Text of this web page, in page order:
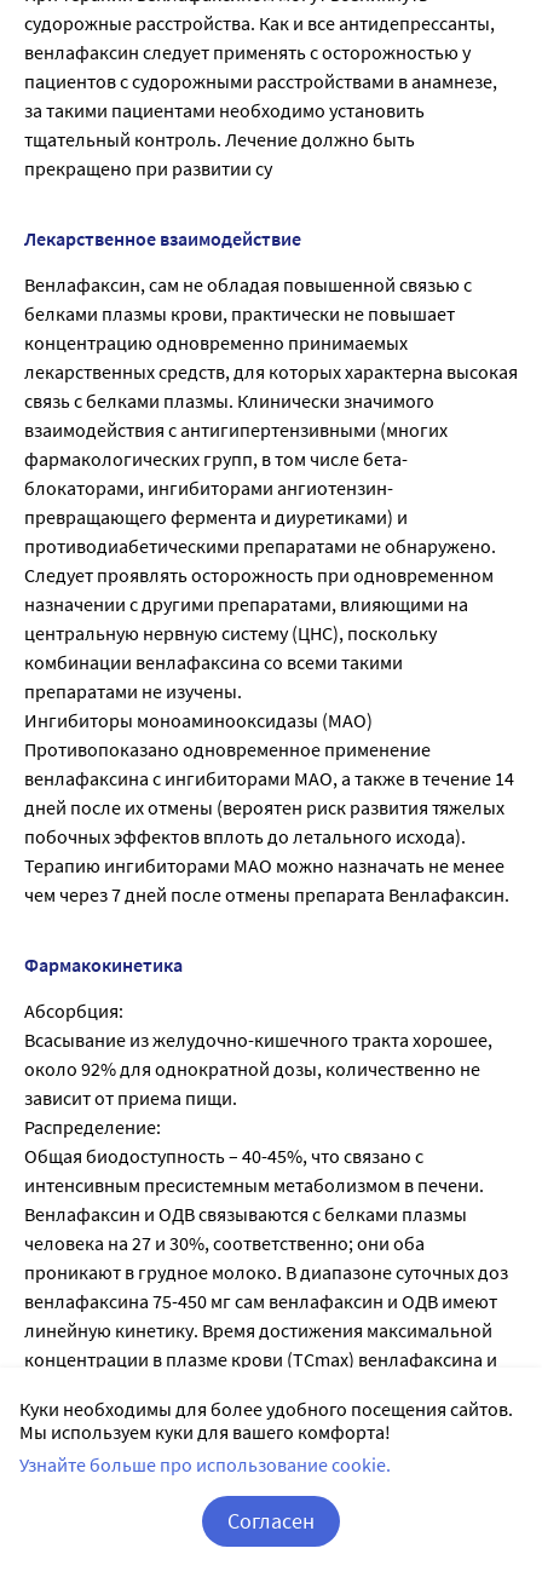
судорожные расстройства. Как и все антидепрессанты,
венлафаксин следует применять с осторожностью у
пациентов с судорожными расстройствами в анамнезе,
за такими пациентами необходимо установить
тщательный контроль. Лечение должно быть
прекращено при развитии су
Лекарственное взаимодействие
Венлафаксин, сам не обладая повышенной связью с
белками плазмы крови, практически не повышает
концентрацию одновременно принимаемых
лекарственных средств, для которых характерна высокая
связь с белками плазмы. Клинически значимого
взаимодействия с антигипертензивными (многих
фармакологических групп, в том числе бета-
блокаторами, ингибиторами ангиотензин-
превращающего фермента и диуретиками) и
противодиабетическими препаратами не обнаружено.
Следует проявлять осторожность при одновременном
назначении с другими препаратами, влияющими на
центральную нервную систему (ЦНС), поскольку
комбинации венлафаксина со всеми такими
препаратами не изучены.
Ингибиторы моноаминооксидазы (МАО)
Противопоказано одновременное применение
венлафаксина с ингибиторами МАО, а также в течение 14
дней после их отмены (вероятен риск развития тяжелых
побочных эффектов вплоть до летального исхода).
Терапию ингибиторами МАО можно назначать не менее
чем через 7 дней после отмены препарата Венлафаксин.
Фармакокинетика
Абсорбция:
Всасывание из желудочно-кишечного тракта хорошее,
около 92% для однократной дозы, количественно не
зависит от приема пищи.
Распределение:
Общая биодоступность – 40-45%, что связано с
интенсивным пресистемным метаболизмом в печени.
Венлафаксин и ОДВ связываются с белками плазмы
человека на 27 и 30%, соответственно; они оба
проникают в грудное молоко. В диапазоне суточных доз
венлафаксина 75-450 мг сам венлафаксин и ОДВ имеют
линейную кинетику. Время достижения максимальной
концентрации в плазме крови (TCmax) венлафаксина и
Венлафаксина внутрь. В случае приема
пролонгированных форм венлафаксина показатели
TCmax 5,5 и 9 ч, соответственно.
Период полувыведения (T1/2) составил 5 ± 2 ч и 11 ± 2 ч,
для венлафаксина и ОДВ, соответственно.Равновесная
Куки необходимы для более удобного посещения сайтов.
Мы используем куки для вашего комфорта!
Узнайте больше про использование cookie.
Согласен